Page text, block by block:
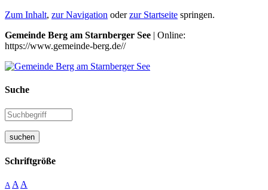
Zum Inhalt, zur Navigation oderzur Startseite springen.
Gemeinde Berg am Starnberger See | Online:
https://www.gemeinde-berg.de//
Suche
suchen
Schriftgröße
A A A